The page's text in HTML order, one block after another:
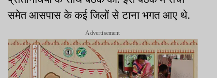
समेत आसपास के कई जिलों से टाना भगत आए थे.
Advertisement